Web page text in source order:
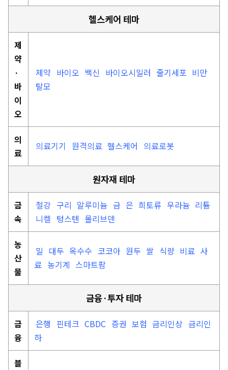
헬스케어 테마
제
약
·
바
이
오
제약 바이오 백신 바이오시밀러 줄기세포 비만
탈모
의
료
의료기기 원격의료 헬스케어 의료로봇
원자재 테마
금
속
철강 구리 알루미늄 금 은 희토류 우라늄 리튬
니켈 텅스텐 몰리브덴
농
산
물
밀 대두 옥수수 코코아 원두 쌀 식량 비료 사
료 농기계 스마트팜
금융·투자 테마
금
융
은행 핀테크 CBDC 증권 보험 금리인상 금리인
하
블